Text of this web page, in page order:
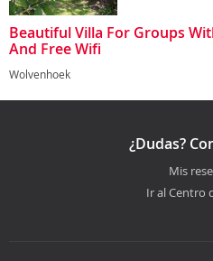
Beautiful Villa For Groups
And Free Wifi
Wolvenhoek
¿Dudas?
Mis
Ir al Centro